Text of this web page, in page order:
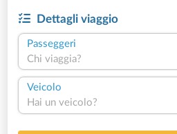
Dettagli viaggio
Passeggeri
Chi viaggia?
Veicolo
Hai un veicolo?